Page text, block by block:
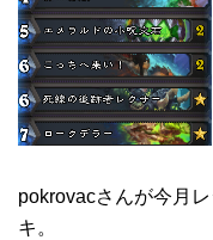
pokrovacさんが今月
キ。